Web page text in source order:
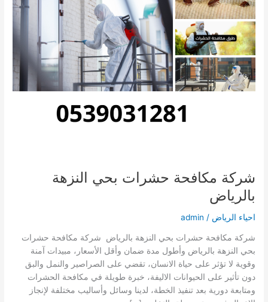
شركة مكافحة حشرات بحي النزهة
بالرياض
احياء الرياض /
admin
شركة مكافحة حشرات بحي النزهة بالرياض شركة مكافحة حشرات
بحي النزهة بالرياض وأطول مدة ضمان وأقل الأسعار، مبيدات آمنة
وقوية لا تؤثر على حياة الانسان، تقضي على الصراصير والنمل والبق
دون تأثير على الحيوانات الاليفة، خبرة طويلة في مكافحة الحشرات
ومتابعة دورية بعد تنفيذ الخطة، لدينا وسائل وأساليب مختلفة لإنجاز